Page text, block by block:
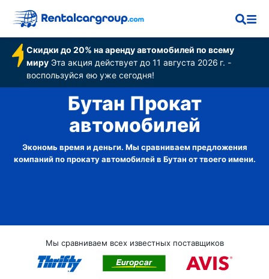
Скидки до 20% на аренду автомобилей по всему
мируЭта акция действует до 11 августа 2026 г. -
воспользуйся ею уже сегодня!
Бутан Прокат
автомобилей
Экономь время и деньги. Мы сравниваем предложения
компаний по прокату автомобилей в Бутан от твоего имени.
Мы сравниваем всех известных поставщиков